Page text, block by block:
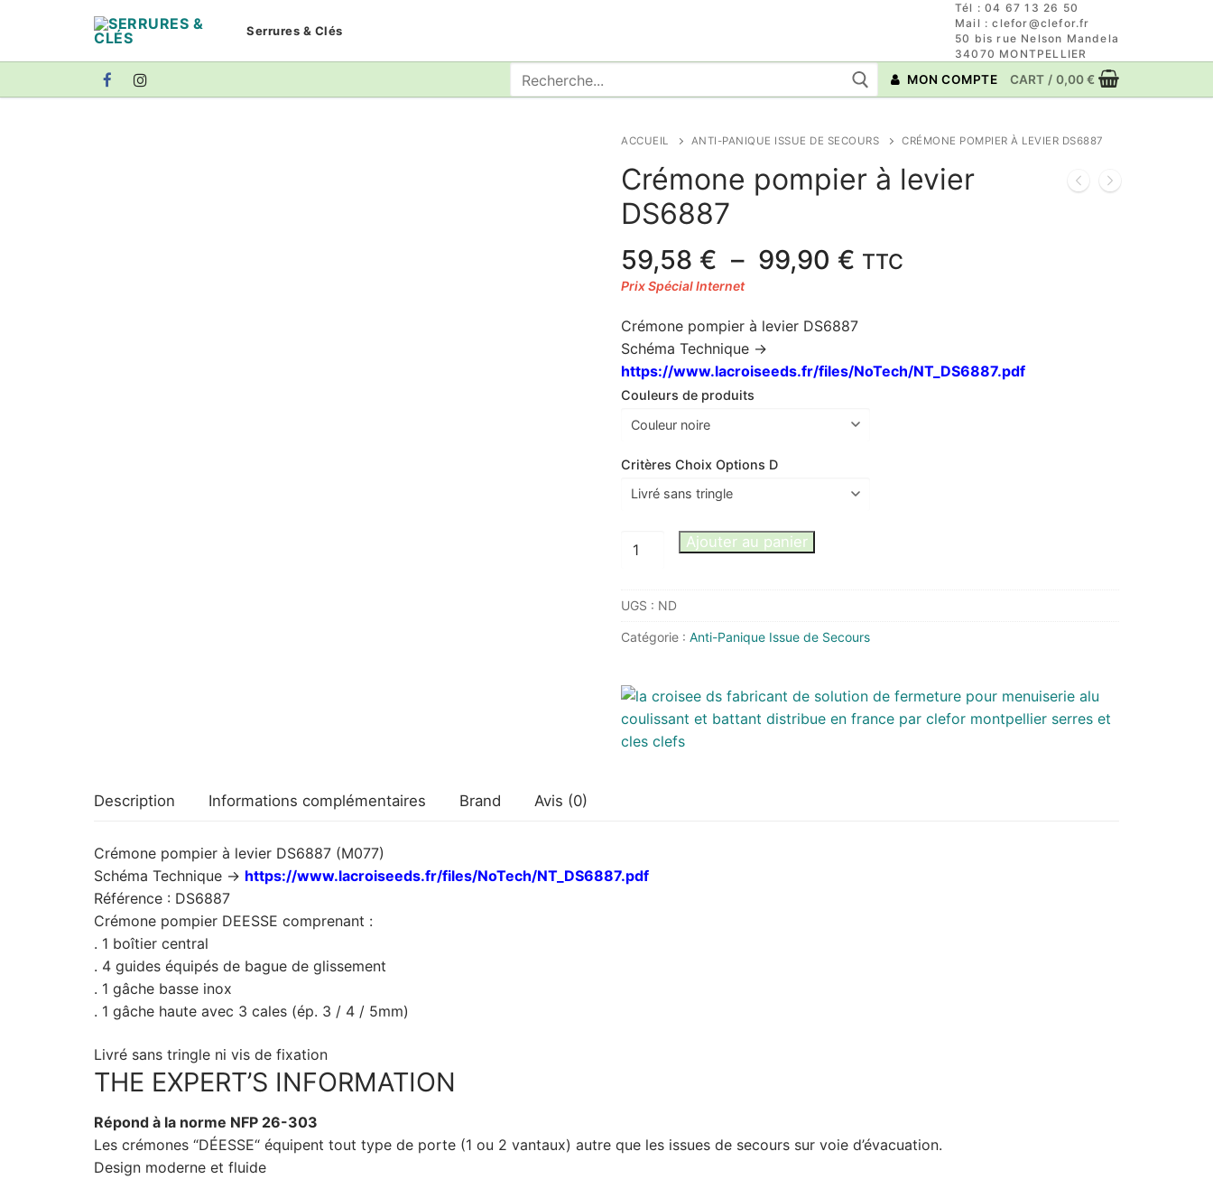
Serrures & Clés
Tél : 04 67 13 26 50
Mail : clefor@clefor.fr
50 bis rue Nelson Mandela
34070 MONTPELLIER
Rechercher
:
MON COMPTE CART / 0,00€
ACCUEIL ANTI-PANIQUE ISSUE DE SECOURS CRÉMONE POMPIER À LEVIER DS6887
Crémone pompier à levier
DS6887
59,58 € – 99,90 € Plage
59,58 €
à
99,90 €
TTC
Crémone pompier à levier DS6887
Schéma Technique ->
https://www.lacroiseeds.fr/files/NoTech/NT_DS6887.pdf
Couleurs de produits
Critères Choix Options D
quantité
pompier
à
Ajouter au panier
UGS : ND
Catégorie : Anti-Panique Issue de Secours
Description Informations complémentaires Brand Avis (0)
Crémone pompier à levier DS6887 (M077)
Schéma Technique -> https://www.lacroiseeds.fr/files/NoTech/NT_DS6887.pdf
Référence : DS6887
Crémone pompier DEESSE comprenant :
. 1 boîtier central
. 4 guides équipés de bague de glissement
. 1 gâche basse inox
. 1 gâche haute avec 3 cales (ép. 3 / 4 / 5mm)
Livré sans tringle ni vis de fixation
THE EXPERT’S INFORMATION
Répond à la norme NFP 26-303
Les crémones “DÉESSE“ équipent tout type de porte (1 ou 2 vantaux) autre que les issues de secours sur voie d’évacuation.
Design moderne et fluide